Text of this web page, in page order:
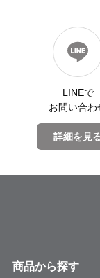
LINEで
お問い合わ
詳細を見
商品から探す